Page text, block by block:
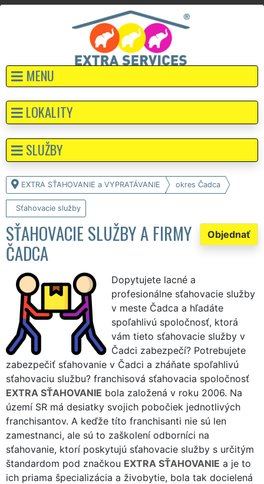
MENU
EXTRA SŤAHOVANIE a VYPRATÁVANIE okres Čadca
Sťahovacie služby
Objednať
SŤAHOVACIE SLUŽBY A FIRMY
ČADCA
Dopytujete lacné a
profesionálne sťahovacie služby
v meste Čadca a hľadáte
spoľahlivú spoločnosť, ktorá
vám tieto sťahovacie služby v
Čadci zabezpečí? Potrebujete
zabezpečiť sťahovanie v Čadci a zháňate spoľahlivú
sťahovaciu službu? franchisová sťahovacia spoločnosť
EXTRA SŤAHOVANIE bola založená v roku 2006. Na
území SR má desiatky svojich pobočiek jednotlivých
franchisantov. A keďže títo franchisanti nie sú len
zamestnanci, ale sú to zaškolení odborníci na
sťahovanie, ktorí poskytujú sťahovacie služby s určitým
štandardom pod značkou EXTRA SŤAHOVANIE a je to
ich priama špecializácia a živobytie, bola tak docielená
LOKALITY
SLUŽBY